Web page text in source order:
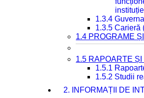
1.3.4
1.3.5 Carieră
1.4 PROGRAME ȘI
1.5 RAPOARTE ȘI
1.5.1
1.5.2 Studii
2. INFORMAȚII DE